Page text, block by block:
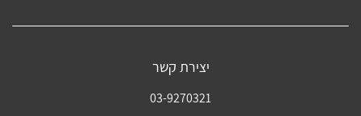
יצירת קשר
03-9270321